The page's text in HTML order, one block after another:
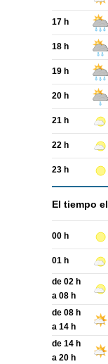
17 h
18 h
19 h
20 h
21 h
22 h
23 h
El tiempo el
00 h
01 h
de 02 h
a 08 h
de 08 h
a 14 h
de 14 h
a 20 h